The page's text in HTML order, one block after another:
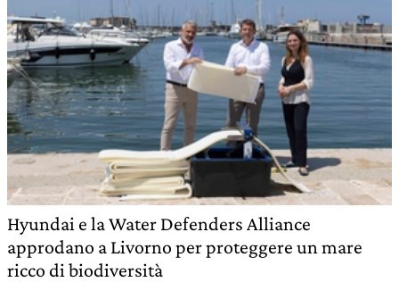
Hyundai e la Water Defenders Alliance
approdano a Livorno per proteggere un mare
ricco di biodiversità